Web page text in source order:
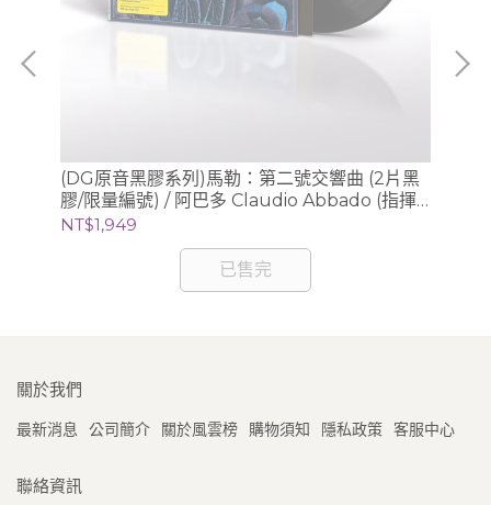
(DG原音黑膠系列)馬勒：第二號交響曲 (2片黑
膠/限量編號) / 阿巴多 Claudio Abbado (指揮)
芝加哥交響樂團
NT$1,949
已售完
關於我們
最新消息 公司簡介 關於風雲榜 購物須知 隱私政策 客服中心
聯絡資訊